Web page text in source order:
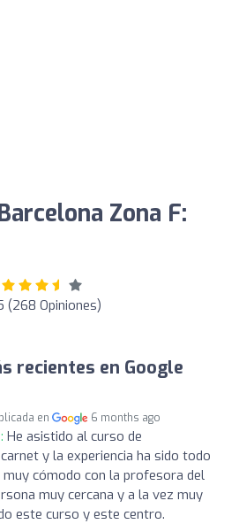
Zona F:
(268 Opiniones)
recientes en Google
en 6 months ago
He asistido al curso de
y la experiencia ha sido todo
muy cómodo con la profesora del
muy cercana y a la vez muy
este curso y este centro.